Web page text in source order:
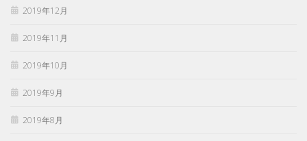
2019年12月
2019年11月
2019年10月
2019年9月
2019年8月